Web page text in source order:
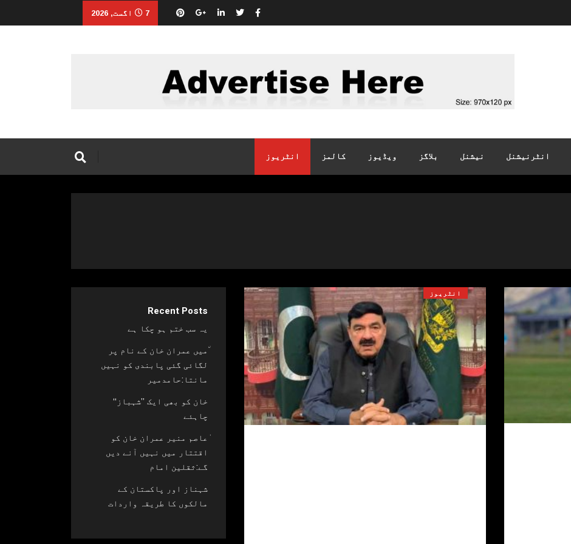
7 اگست, 2026
انٹرنیشنل نیشنل بلاگز ویڈیوز کالمز انٹریوز
انٹریوز
Recent Posts
یہ سب ختم ہو چکا ہے
٘میں عمران خان کے نام پر
لگائی گئی پابندی کو نہیں
مانتا:حامدمیر
خان کو بھی ایک ’’شہباز‘‘
چاہئے​
ٰعاصم منیر عمران خان کو
اقتتار میں نہیں آنے دیں
گے:ثقلین امام
شہناز اور پاکستان کے
مالکوں کا طریقہ واردات